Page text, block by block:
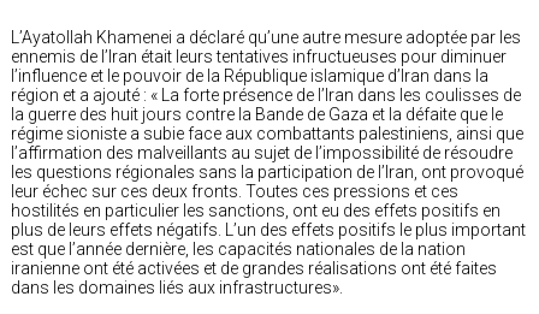
L’Ayatollah Khamenei a déclaré qu’une autre mesure adoptée par les
ennemis de l’Iran était leurs tentatives infructueuses pour diminuer
l’influence et le pouvoir de la République islamique d’Iran dans la
région et a ajouté : « La forte présence de l’Iran dans les coulisses de
la guerre des huit jours contre la Bande de Gaza et la défaite que le
régime sioniste a subie face aux combattants palestiniens, ainsi que
l’affirmation des malveillants au sujet de l’impossibilité de résoudre
les questions régionales sans la participation de l’Iran, ont provoqué
leur échec sur ces deux fronts. Toutes ces pressions et ces
hostilités en particulier les sanctions, ont eu des effets positifs en
plus de leurs effets négatifs. L’un des effets positifs le plus important
est que l’année dernière, les capacités nationales de la nation
iranienne ont été activées et de grandes réalisations ont été faites
dans les domaines liés aux infrastructures».